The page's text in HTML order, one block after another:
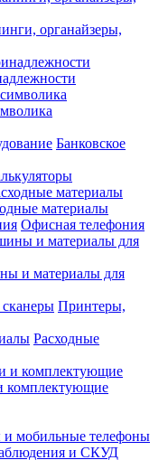
органайзеры,
Банковское
материалы
Офисная телефония
и материалы для
Принтеры,
Расходные
комплектующие
мобильные телефоны